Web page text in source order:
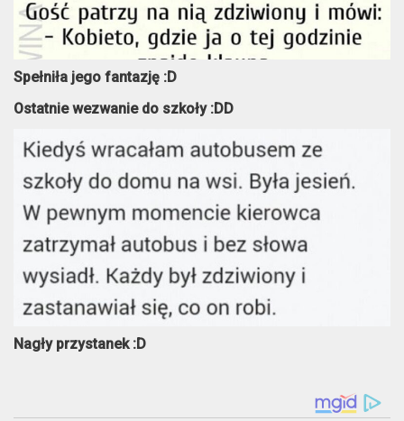
Spełniła jego fantazję :D
Ostatnie wezwanie do szkoły :DD
Nagły przystanek :D